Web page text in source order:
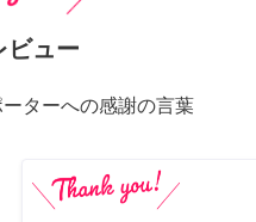
ビュー
ターへの感謝の言葉